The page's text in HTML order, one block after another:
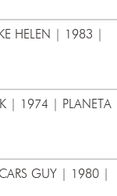
HELEN | 1983 |
| 1974 | PLANETA
GUY | 1980 |